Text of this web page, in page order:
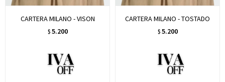
CARTERA MILANO - VISON
$ 5.200
CARTERA MILANO - TOSTADO
$ 5.200